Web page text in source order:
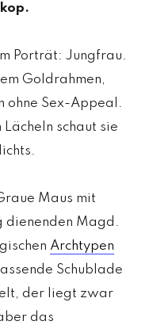
Porträt: Jungfrau.
Goldrahmen,
ohne Sex-Appeal.
schaut sie
Maus mit
dienenden Magd.
Archtypen
Schublade
der liegt zwar
das